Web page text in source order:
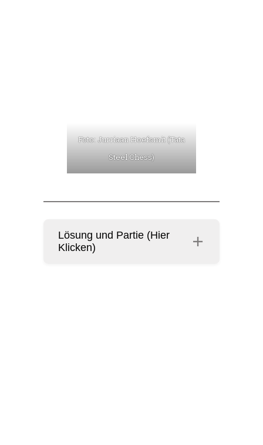
Foto: Jurriaan Hoefsmit (Tata
Steel Chess)
Lösung und Partie (Hier
Klicken)